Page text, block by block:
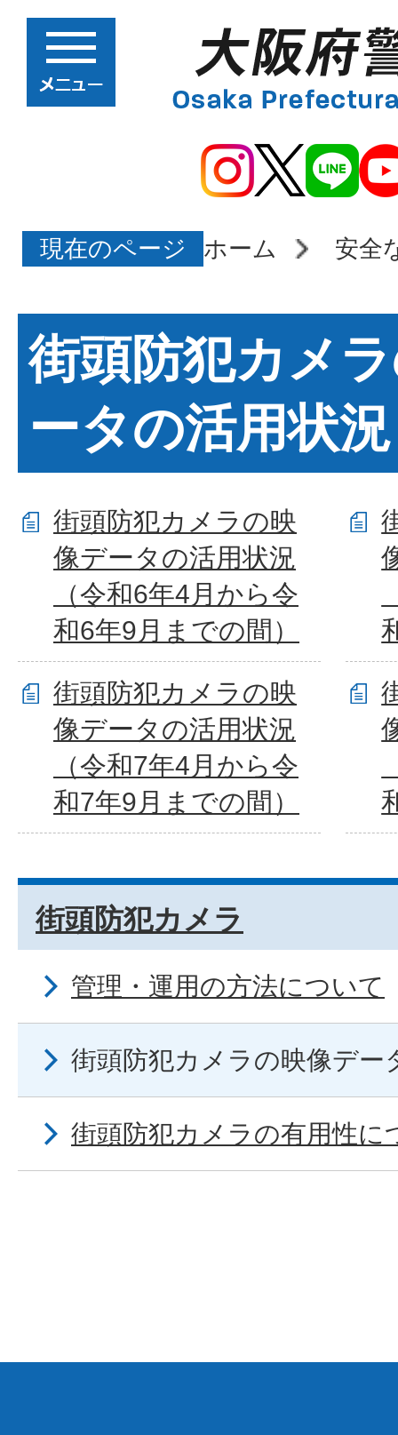
現在のページ ホーム 安全
街頭防犯カメ
ータの活用状況
街頭防犯カメラの映
像データの活用状況
（令和6年4月から令
和6年9月までの間）
街頭防犯カメラの映
像データの活用状況
（令和7年4月から令
和7年9月までの間）
街頭防犯カメラ
管理・運用の方法について
街頭防犯カメラの映像デー
街頭防犯カメラの有用性に